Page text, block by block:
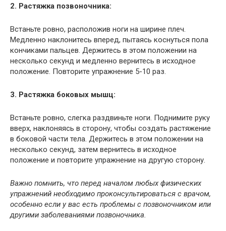
2. Растяжка позвоночника:
Встаньте ровно, расположив ноги на ширине плеч.
Медленно наклонитесь вперед, пытаясь коснуться пола
кончиками пальцев. Держитесь в этом положении на
несколько секунд и медленно вернитесь в исходное
положение. Повторите упражнение 5-10 раз.
3. Растяжка боковых мышц:
Встаньте ровно, слегка раздвиньте ноги. Поднимите руку
вверх, наклоняясь в сторону, чтобы создать растяжение
в боковой части тела. Держитесь в этом положении на
несколько секунд, затем вернитесь в исходное
положение и повторите упражнение на другую сторону.
Важно помнить, что перед началом любых физических
упражнений необходимо проконсультироваться с врачом,
особенно если у вас есть проблемы с позвоночником или
другими заболеваниями позвоночника.